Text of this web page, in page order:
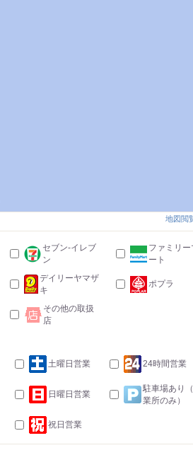
地図閲
セブン-イレブ
ン
ファミリー
ート
デイリーヤマザ
キ
ポプラ
その他の取扱
店
土曜日営業 24時間営業
日曜日営業
駐車場あり
業所のみ）
祝日営業